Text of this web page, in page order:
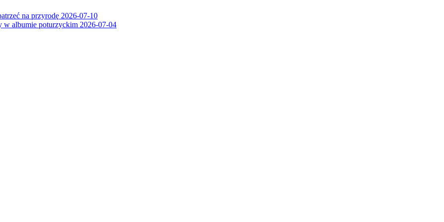
na przyrodę 2026-07-10
w albumie poturzyckim 2026-07-04